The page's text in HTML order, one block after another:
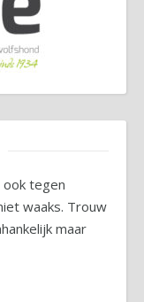
ook tegen
waaks. Trouw
maar